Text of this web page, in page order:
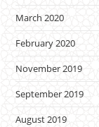
March 2020
February 2020
November 2019
September 2019
August 2019